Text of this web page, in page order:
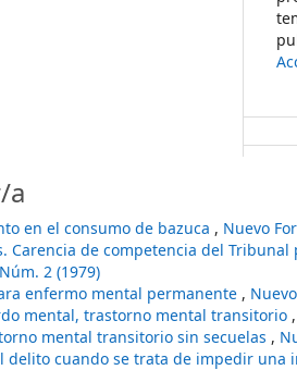
a
en el consumo de bazuca , Nuevo
Carencia de competencia del
2 (1979)
enfermo mental permanente ,
mental, trastorno mental transitorio ,
mental transitorio sin secuelas ,
delito cuando se trata de impedir una